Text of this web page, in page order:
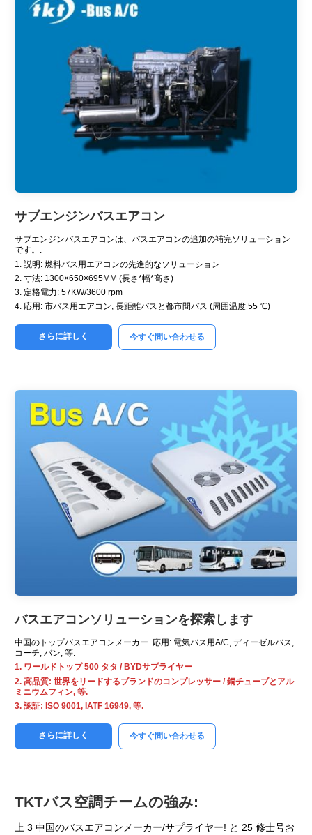
サブエンジンバスエアコン
サブエンジンバスエアコンは、バスエアコンの追加の補完ソリューション
です。.
1. 説明: 燃料バス用エアコンの先進的なソリューション
2. 寸法: 1300×650×695MM (長さ*幅*高さ)
3. 定格電力: 57KW/3600 rpm
4. 応用: 市バス用エアコン, 長距離バスと都市間バス (周囲温度 55 ℃)
さらに詳しく 今すぐ問い合わせる
バスエアコンソリューションを探索します
中国のトップバスエアコンメーカー. 応用: 電気バス用A/C, ディーゼルバス,
コーチ, バン, 等.
1. ワールドトップ 500 タタ / BYDサプライヤー
2. 高品質: 世界をリードするブランドのコンプレッサー / 銅チューブとアル
ミニウムフィン, 等.
3. 認証: ISO 9001, IATF 16949, 等.
さらに詳しく 今すぐ問い合わせる
TKTバス空調チームの強み:
上 3 中国のバスエアコンメーカー/サプライヤー! と 25 修士号お